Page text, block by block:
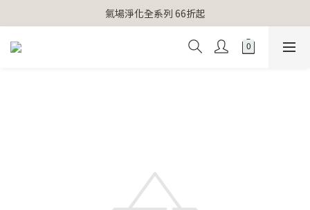
【官網獨家】首次消費 不限金額 即送 香遇熊超人行李吊牌
氣場淨化全系列 66折起
【官網獨家】首次消費 不限金額 即送 香遇熊超人行李吊牌